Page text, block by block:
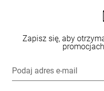
Zapisz się, aby
Podaj adres e-mail